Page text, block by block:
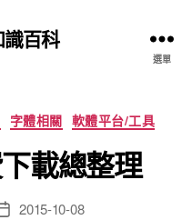
百科
選單
字體相關 軟體平台/工具
載總整理
文 2015-10-08